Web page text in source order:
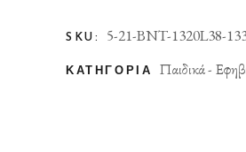
SKU: 5-21-BNT-1320L38-
ΚΑΤΗΓΟΡΊΑ Παιδικά -